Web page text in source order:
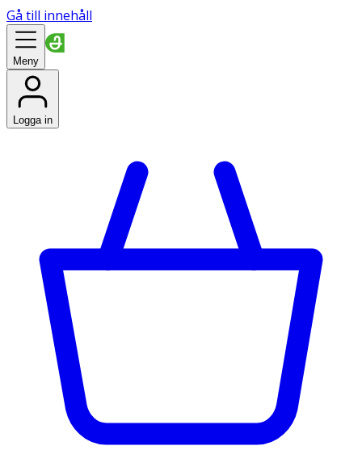
Gå till innehåll
Meny
Logga in